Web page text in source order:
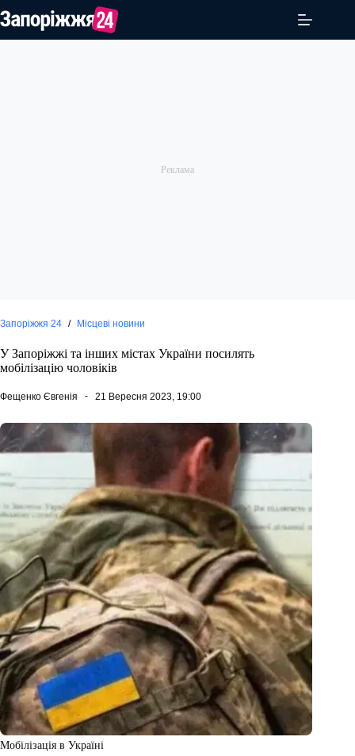
до
Запоріжжя 24 / Місцеві новини
У Запоріжжі та інших містах України посилять
мобілізацію чоловіків
Фещенко Євгенія 21 Вересня 2023, 19:00
Мобілізація в Україні